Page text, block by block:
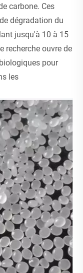
carbone. Ces
dégradation du
jusqu'à 10 à 15
recherche ouvre de
pour
les